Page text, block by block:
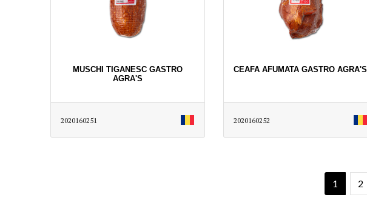
MUSCHI TIGANESC GASTRO
AGRA'S
2020160251
CEAFA AFUMATA GASTRO AGRA'S
2020160252
1 2